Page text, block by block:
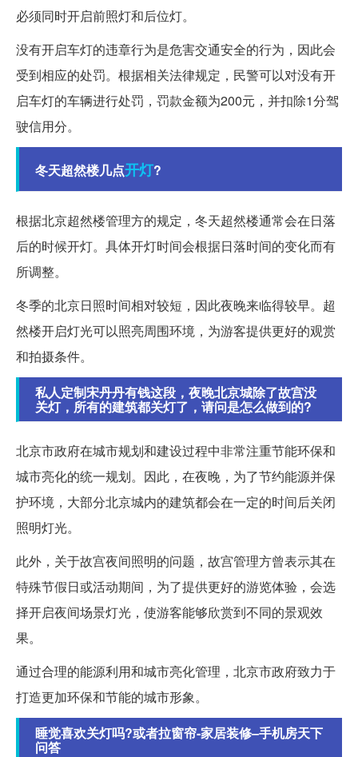
必须同时开启前照灯和后位灯。
没有开启车灯的违章行为是危害交通安全的行为，因此会
受到相应的处罚。根据相关法律规定，民警可以对没有开
启车灯的车辆进行处罚，罚款金额为200元，并扣除1分驾
驶信用分。
冬天超然楼几点开灯?
根据北京超然楼管理方的规定，冬天超然楼通常会在日落
后的时候开灯。具体开灯时间会根据日落时间的变化而有
所调整。
冬季的北京日照时间相对较短，因此夜晚来临得较早。超
然楼开启灯光可以照亮周围环境，为游客提供更好的观赏
和拍摄条件。
私人定制宋丹丹有钱这段，夜晚北京城除了故宫没
关灯，所有的建筑都关灯了，请问是怎么做到的?
北京市政府在城市规划和建设过程中非常注重节能环保和
城市亮化的统一规划。因此，在夜晚，为了节约能源并保
护环境，大部分北京城内的建筑都会在一定的时间后关闭
照明灯光。
此外，关于故宫夜间照明的问题，故宫管理方曾表示其在
特殊节假日或活动期间，为了提供更好的游览体验，会选
择开启夜间场景灯光，使游客能够欣赏到不同的景观效
果。
通过合理的能源利用和城市亮化管理，北京市政府致力于
打造更加环保和节能的城市形象。
睡觉喜欢关灯吗?或者拉窗帘-家居装修–手机房天下
问答